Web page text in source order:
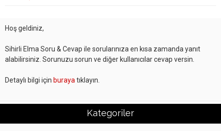
Hoş geldiniz,
Sihirli Elma Soru & Cevap ile sorularınıza en kısa zamanda yanıt
alabilirsiniz. Sorunuzu sorun ve diğer kullanıcılar cevap versin.
Detaylı bilgi için burayatıklayın.
Kategoriler